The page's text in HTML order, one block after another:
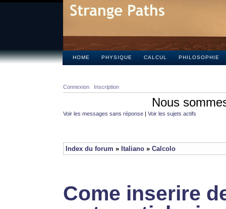
HOME PHYSIQUE CALCUL PHILOSOPHIE
Connexion Inscription
Nous
Voir les messages sans réponse | Voir les sujets actifs
Index du forum » Italiano » Calcolo
Come inserire